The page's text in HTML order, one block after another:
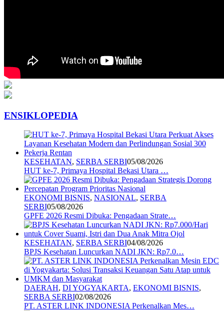
ENSIKLOPEDIA
KESEHATAN, SERBA SERBI05/08/2026
HUT ke-7, Primaya Hospital Bekasi Utara …
EKONOMI BISNIS, NASIONAL, SERBA
SERBI05/08/2026
GPFE 2026 Resmi Dibuka: Pengadaan Strate…
KESEHATAN, SERBA SERBI04/08/2026
BPJS Kesehatan Luncurkan NADI JKN: Rp7.0…
DAERAH, DI YOGYAKARTA, EKONOMI BISNIS,
SERBA SERBI02/08/2026
PT. ASTER LINK INDONESIA Perkenalkan Mes…